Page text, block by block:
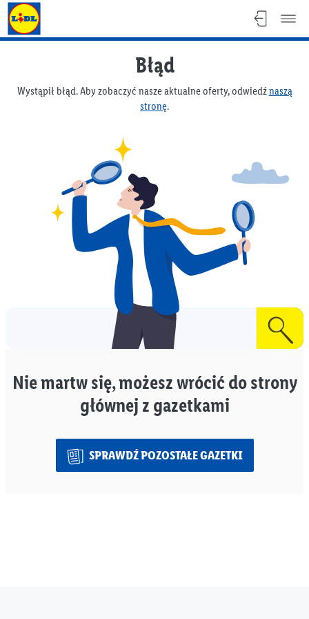
Gazetka Lidla
Błąd
Wystąpił błąd. Aby zobaczyć nasze aktualne oferty, odwiedźnaszą
stronę.
Nie martw się, możesz wrócić do strony
głównej z gazetkami
SPRAWDŹ POZOSTAŁE GAZETKI